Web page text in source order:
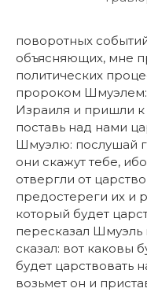
поворотных
объясняющих, мне
политических
пророком Шмуэлем:
Израиля и пришли
поставь над нами
Шмуэлю: послушай
они скажут тебе,
отвергли от
предостереги их и
который будет
пересказал Шмуэль
сказал: вот каковы
будет царствовать
возьмет он и